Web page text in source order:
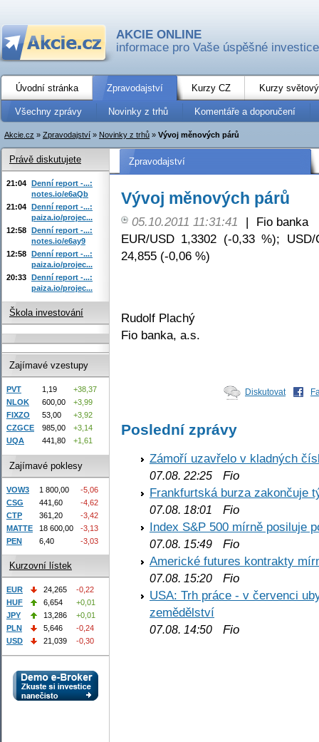
AKCIE ONLINE
informace pro Vaše úspěšné investice
Úvodní stránka Zpravodajství Kurzy CZ Kurzy
Všechny zprávy Novinky z trhů Komentáře a doporučení
Akcie.cz » Zpravodajství » Novinky z trhů » Vývoj měnových párů
Zpravodajství
Vývoj měnových párů
05.10.2011 11:31:41 |
Fio banka
EUR/USD 1,3302 (-0,33 %);
24,855 (-0,06 %)
Rudolf Plachý
Fio banka, a.s.
Diskutovat
Poslední zprávy
Zámoří uzavřelo v kladných
07.08. 22:25 Fio
Frankfurtská burza zakončuje
07.08. 18:01
Fio
Index S&P 500 mírně posiluje
07.08. 15:49 Fio
Americké futures kontrakty
07.08. 15:20 Fio
USA: Trh práce - v červenci
zemědělství
07.08. 14:50 Fio
Právě diskutujete
21:04 Denní report -...:
notes.io/e6aQb
21:04 Denní report -...:
paiza.io/projec...
12:58 Denní report -...:
notes.io/e6ay9
12:58 Denní report -...:
paiza.io/projec...
20:33 Denní report -...:
paiza.io/projec...
Škola investování
Zajímavé vzestupy
PVT 1,19
+38,37
NLOK
600,00
+3,99
FIXZO
53,00
+3,92
CZGCE
985,00
+3,14
UQA
441,80 +1,61
Zajímavé poklesy
VOW3 1 800,00
-5,06
CSG
441,60
-4,62
CTP
361,20
-3,42
MATTE
18 600,00
-3,13
PEN
6,40 -3,03
Kurzovní lístek
EUR 24,265
-0,22
HUF
6,654
+0,01
JPY
13,286
+0,01
PLN
5,646
-0,24
USD
21,039 -0,30